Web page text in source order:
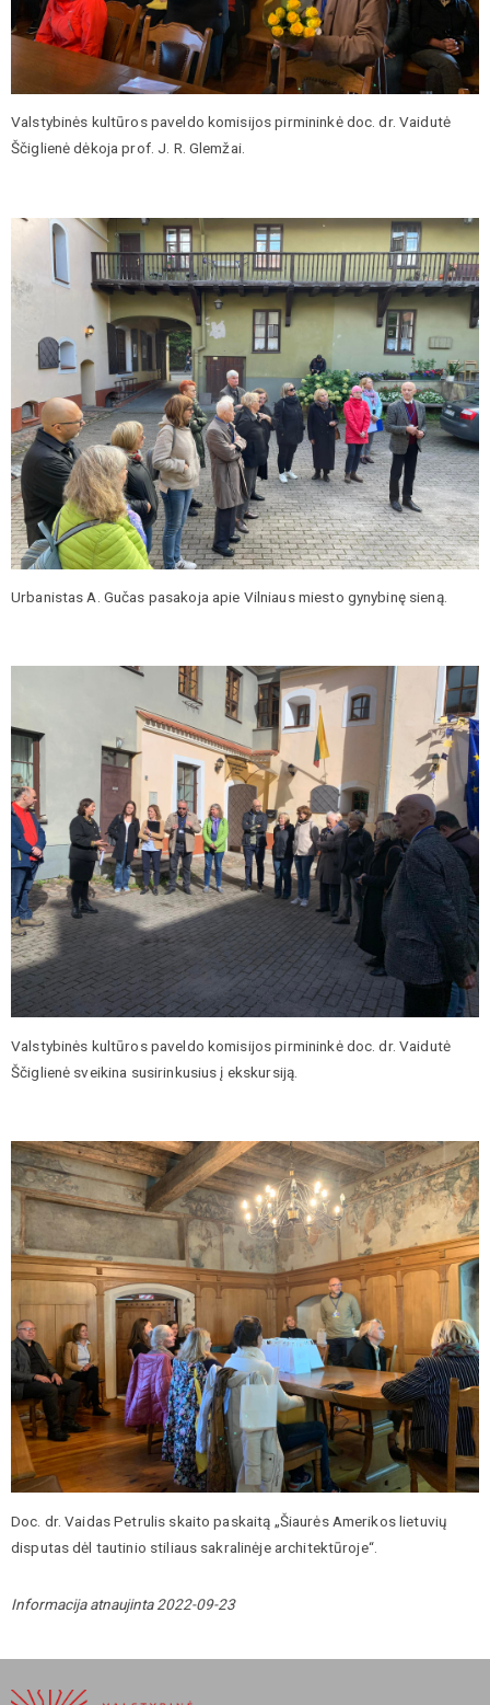
Valstybinės kultūros paveldo komisijos pirmininkė doc. dr. Vaidutė
Ščiglienė dėkoja prof. J. R. Glemžai.
Urbanistas A. Gučas pasakoja apie Vilniaus miesto gynybinę sieną.
Valstybinės kultūros paveldo komisijos pirmininkė doc. dr. Vaidutė
Ščiglienė sveikina susirinkusius į ekskursiją.
Doc. dr. Vaidas Petrulis skaito paskaitą „Šiaurės Amerikos lietuvių
disputas dėl tautinio stiliaus sakralinėje architektūroje“.
Informacija atnaujinta 2022-09-23